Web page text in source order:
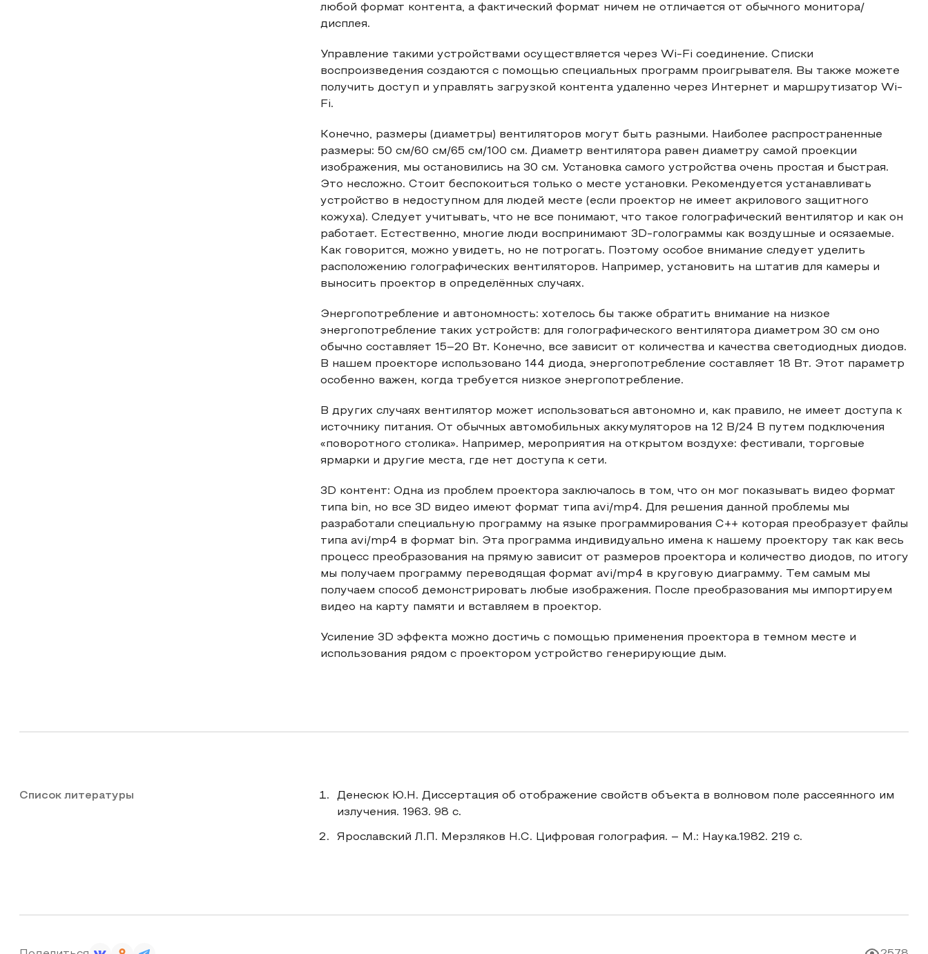
любой формат контента, а фактический формат ничем не отличается от обычного монитора/
дисплея.
Управление такими устройствами осуществляется через Wi-Fi соединение. Списки
воспроизведения создаются с помощью специальных программ проигрывателя. Вы также можете
получить доступ и управлять загрузкой контента удаленно через Интернет и маршрутизатор Wi-
Fi.
Конечно, размеры (диаметры) вентиляторов могут быть разными. Наиболее распространенные
размеры: 50 см/60 см/65 см/100 см. Диаметр вентилятора равен диаметру самой проекции
изображения, мы остановились на 30 см. Установка самого устройства очень простая и быстрая.
Это несложно. Стоит беспокоиться только о месте установки. Рекомендуется устанавливать
устройство в недоступном для людей месте (если проектор не имеет акрилового защитного
кожуха). Следует учитывать, что не все понимают, что такое голографический вентилятор и как он
работает. Естественно, многие люди воспринимают 3D-голограммы как воздушные и осязаемые.
Как говорится, можно увидеть, но не потрогать. Поэтому особое внимание следует уделить
расположению голографических вентиляторов. Например, установить на штатив для камеры и
выносить проектор в определённых случаях.
Энергопотребление и автономность: хотелось бы также обратить внимание на низкое
энергопотребление таких устройств: для голографического вентилятора диаметром 30 см оно
обычно составляет 15–20 Вт. Конечно, все зависит от количества и качества светодиодных диодов.
В нашем проекторе использовано 144 диода, энергопотребление составляет 18 Вт. Этот параметр
особенно важен, когда требуется низкое энергопотребление.
В других случаях вентилятор может использоваться автономно и, как правило, не имеет доступа к
источнику питания. От обычных автомобильных аккумуляторов на 12 В/24 В путем подключения
«поворотного столика». Например, мероприятия на открытом воздухе: фестивали, торговые
ярмарки и другие места, где нет доступа к сети.
3D контент: Одна из проблем проектора заключалось в том, что он мог показывать видео формат
типа bin, но все 3D видео имеют формат типа avi/mp4. Для решения данной проблемы мы
разработали специальную программу на языке программирования С++ которая преобразует файлы
типа avi/mp4 в формат bin. Эта программа индивидуально имена к нашему проектору так как весь
процесс преобразования на прямую зависит от размеров проектора и количество диодов, по итогу
мы получаем программу переводящая формат avi/mp4 в круговую диаграмму. Тем самым мы
получаем способ демонстрировать любые изображения. После преобразования мы импортируем
видео на карту памяти и вставляем в проектор.
Усиление 3D эффекта можно достичь с помощью применения проектора в темном месте и
использования рядом с проектором устройство генерирующие дым.
Список литературы
Денесюк Ю.Н. Диссертация об отображение свойств объекта в волновом поле рассеянного им
излучения. 1963. 98 с.
Ярославский Л.П. Мерзляков Н.С. Цифровая голография. – М.: Наука.1982. 219 с.